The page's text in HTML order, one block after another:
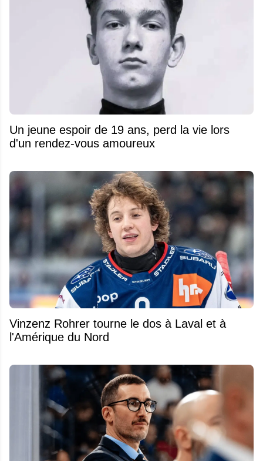
Un jeune espoir de 19 ans, perd la vie lors
d'un rendez-vous amoureux
Vinzenz Rohrer tourne le dos à Laval et à
l'Amérique du Nord